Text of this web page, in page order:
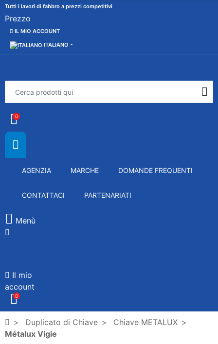
Tutti i lavori di fabbro a prezzi competitivi
Prezzo
IL MIO ACCOUNT
ITALIANO
0
AGENZIA MARCHE DOMANDE FREQUENTI
CONTATTACI PARTENARIATI
Menù
Il mio
account
0
Duplicato di Chiave
Chiave METALUX
Métalux Vigie